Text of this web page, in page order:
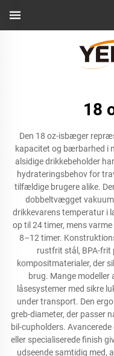
18
Den 18 oz-isbæger
kapacitet og bærbarhed i
alsidige drikkebeholder
hydrateringsbehov for
tilfældige brugere alike.
dobbeltvægget
drikkevarens temperatur i
op til 24 timer, mens
8–12 timer.
rustfrit stål, BPA-frit
kompositmaterialer, der
brug. Mange
låsesystemer med sikre
under transport. Den
greb-diameter, der passer
bil-cupholders.
eller specialiserede finish
udseende samtidig med,